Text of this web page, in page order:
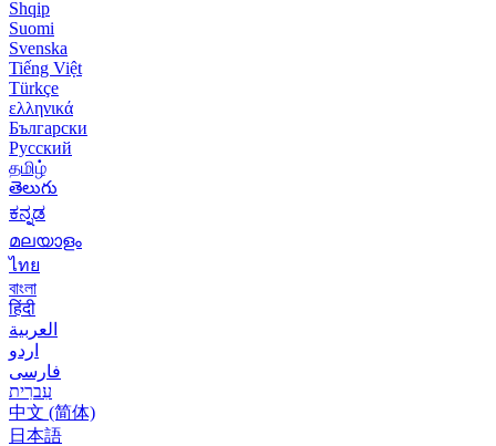
Shqip
Suomi
Svenska
Tiếng Việt
Türkçe
ελληνικά
Български
Русский
தமிழ்
తెలుగు
ಕನ್ನಡ
മലയാളം
ไทย
বাংলা
हिंदी
العربية
اردو
فارسی
עִברִית
中文 (简体)
日本語